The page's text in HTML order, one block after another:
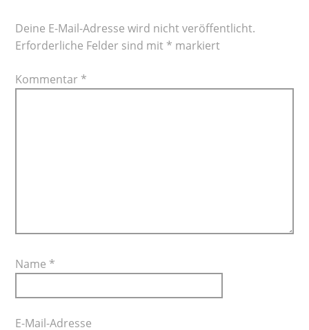
Deine E-Mail-Adresse wird nicht veröffentlicht.
Erforderliche Felder sind mit * markiert
Kommentar *
Name *
E-Mail-Adresse